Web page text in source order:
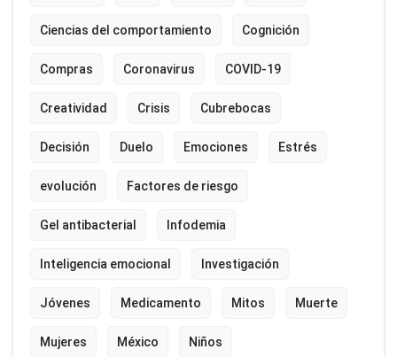
Ciencias del comportamiento Cognición
Compras Coronavirus COVID-19
Creatividad Crisis Cubrebocas
Decisión Duelo Emociones Estrés
evolución Factores de riesgo
Gel antibacterial Infodemia
Inteligencia emocional Investigación
Jóvenes Medicamento Mitos Muerte
Mujeres México Niños